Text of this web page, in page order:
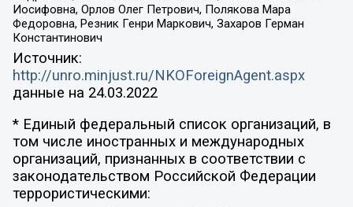
Иосифовна, Орлов Олег Петрович, Полякова Мара
Федоровна, Резник Генри Маркович, Захаров Герман
Константинович
Источник:
http://unro.minjust.ru/NKOForeignAgent.aspx
данные на 24.03.2022
* Единый федеральный список организаций, в
том числе иностранных и международных
организаций, признанных в соответствии с
законодательством Российской Федерации
террористическими: